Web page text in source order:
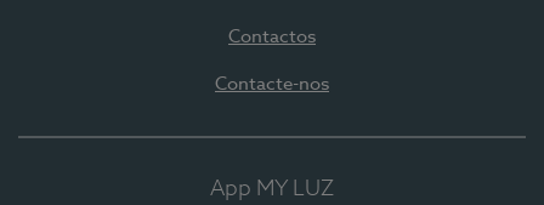
Contactos
Contacte-nos
App MY LUZ